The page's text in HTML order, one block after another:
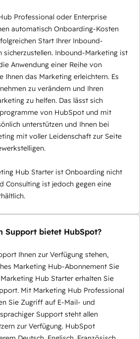
Professional oder Enterprise
automatisch Onboarding-Kosten
Start Ihrer Inbound-
Inbound-Marketing ist
Anwendung einer Reihe von
Ihnen das Marketing erleichtern. Es
zu verändern und Ihren
zu helfen. Das lässt sich
von HubSpot und mit
unterstützen und Ihnen bei
mit voller Leidenschaft zur Seite
Hub Starter ist Onboarding nicht
Consulting ist jedoch gegen eine
Support bietet HubSpot?
Ihnen zur Verfügung stehen,
Marketing Hub-Abonnement Sie
Hub Starter erhalten Sie
Mit Marketing Hub Professional
Sie Zugriff auf E-Mail- und
Support steht allen
zur Verfügung. HubSpot